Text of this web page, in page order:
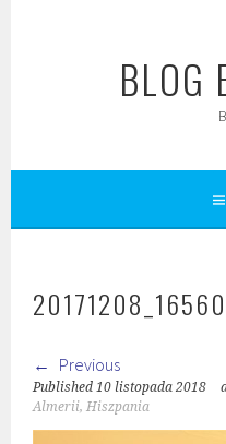
BLOG
Previous
Published10 listopada 2018
Almerii, Hiszpania